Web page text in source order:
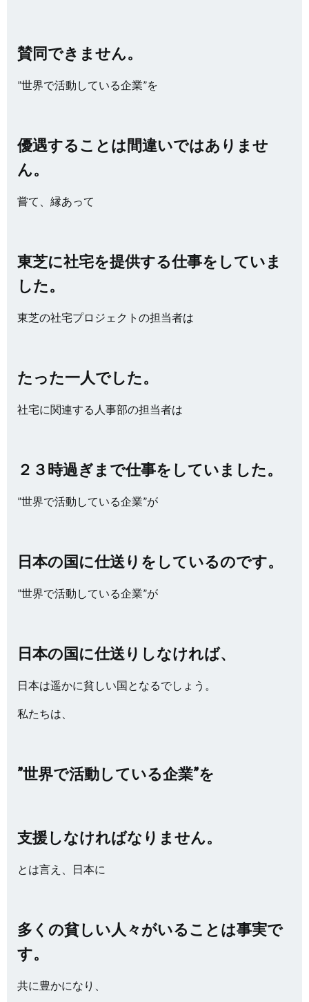
賛同できません。
”世界で活動している企業”を
優遇することは間違いではありませ
ん。
嘗て、縁あって
東芝に社宅を提供する仕事をしていま
した。
東芝の社宅プロジェクトの担当者は
たった一人でした。
社宅に関連する人事部の担当者は
２３時過ぎまで仕事をしていました。
”世界で活動している企業”が
日本の国に仕送りをしているのです。
”世界で活動している企業”が
日本の国に仕送りしなければ、
日本は遥かに貧しい国となるでしょう。
私たちは、
”世界で活動している企業”を
支援しなければなりません。
とは言え、日本に
多くの貧しい人々がいることは事実で
す。
共に豊かになり、